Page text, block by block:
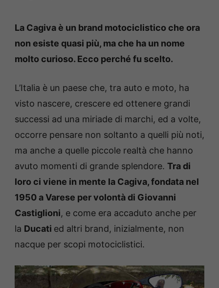
La Cagiva è un brand motociclistico che ora
non esiste quasi più, ma che ha un nome
molto curioso. Ecco perché fu scelto.
L’Italia è un paese che, tra auto e moto, ha
visto nascere, crescere ed ottenere grandi
successi ad una miriade di marchi, ed a volte,
occorre pensare non soltanto a quelli più noti,
ma anche a quelle piccole realtà che hanno
avuto momenti di grande splendore. Tra di
loro ci viene in mente la Cagiva, fondata nel
1950 a Varese per volontà di Giovanni
Castiglioni, e come era accaduto anche per
la Ducati ed altri brand, inizialmente, non
nacque per scopi motociclistici.